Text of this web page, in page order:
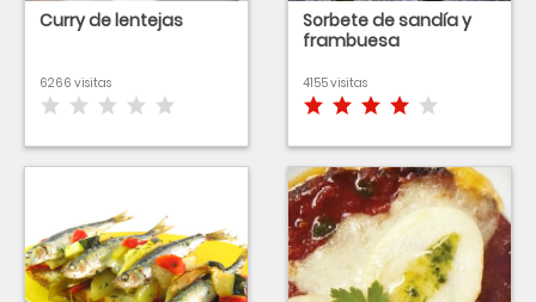
Curry de lentejas
6266 visitas
Sorbete de sandía y
frambuesa
4155 visitas